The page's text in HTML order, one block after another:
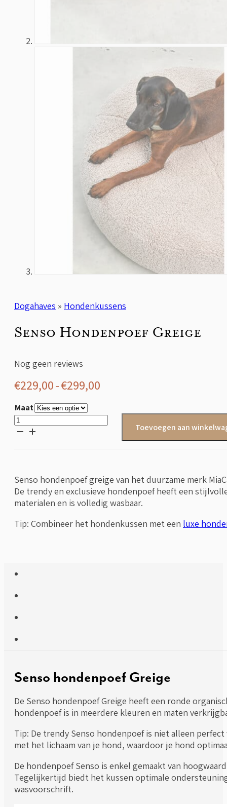
Dogahaves » Hondenkussens
Senso Hondenpoef Greige
Nog geen reviews
€229,00-€299,00
tot
€299,00
Maat
Senso
Hondenpoef
Toevoegen aan
Senso hondenpoef greige van het duurzame merk
De trendy en exclusieve hondenpoef heeft een
materialen en is volledig wasbaar.
Tip: Combineer het hondenkussen met een luxe
Senso hondenpoef Greige
De Senso hondenpoef Greige heeft een ronde
hondenpoef is in meerdere kleuren en maten
Tip: De trendy Senso hondenpoef is niet alleen
met het lichaam van je hond, waardoor je hond
De hondenpoef Senso is enkel gemaakt van
Tegelijkertijd biedt het kussen optimale
wasvoorschrift.